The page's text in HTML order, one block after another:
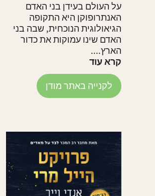
על העולם בעידן בני האדם
האנתרופוקן היא התקופה
הגיאולוגית הנוכחית, שבה בני
האדם שינו עמוקות את כדור
הארץ....
קרא עוד
לקנייה באתר מודן